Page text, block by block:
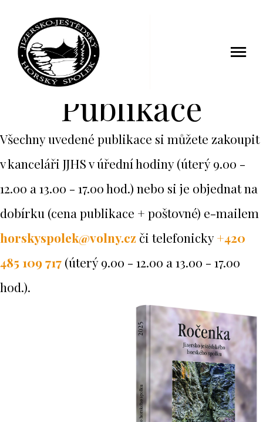
Publikace
Všechny uvedené publikace si můžete zakoupit
v kanceláři JJHS v úřední hodiny (úterý 9.00 -
12.00 a 13.00 - 17.00 hod.) nebo si je objednat na
dobírku (cena publikace + poštovné) e-mailem
horskyspolek@volny.cz či telefonicky+420
485 109 717 (úterý 9.00 - 12.00 a 13.00 - 17.00
hod.).